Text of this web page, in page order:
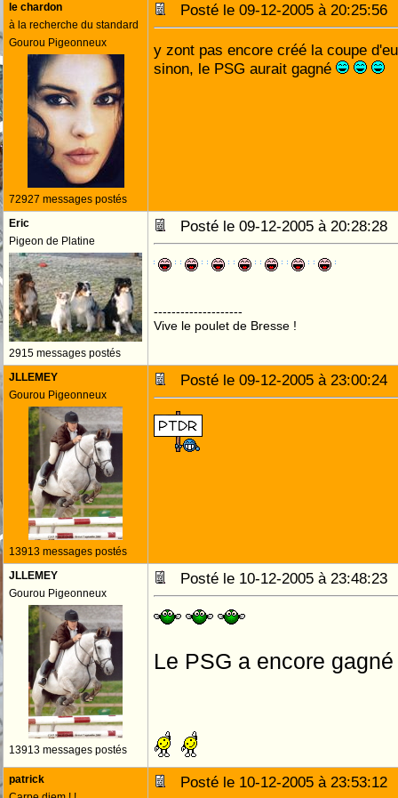
le chardon
à la recherche du standard
Gourou Pigeonneux
72927 messages postés
Posté le 09-12-2005 à
y zont pas encore créé la coupe
sinon, le PSG aurait gagné
Eric
Pigeon de Platine
2915 messages postés
Posté le 09-12-2005 à
--------------------
Vive le poulet de Bresse !
JLLEMEY
Gourou Pigeonneux
13913 messages postés
Posté le 09-12-2005 à
JLLEMEY
Gourou Pigeonneux
13913 messages postés
Posté le 10-12-2005 à
Le PSG a encore gagné
patrick
Posté le 10-12-2005 à